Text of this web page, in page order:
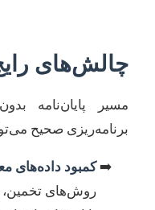
چالش‌های
مسیر پایان‌نامه
برنامه‌ریزی صحیح
کمبود داده‌های
روش‌های